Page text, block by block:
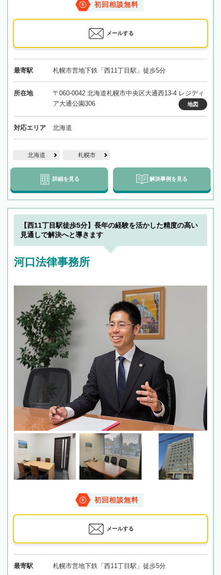
初回相談無料
メールする
最寄駅 札幌市営地下鉄「西11丁目駅」徒歩5分
所在地
〒060-0042 北海道札幌市中央区大通西13-4 レジディ
ア大通公園306
地図
対応エリア 北海道
北海道 札幌市
詳細を見る 解決事例を見る
【西11丁目駅徒歩5分】長年の経験を活かした精度の高い
見通しで解決へと導きます
河口法律事務所
初回相談無料
メールする
最寄駅 札幌市営地下鉄「西11丁目駅」徒歩5分